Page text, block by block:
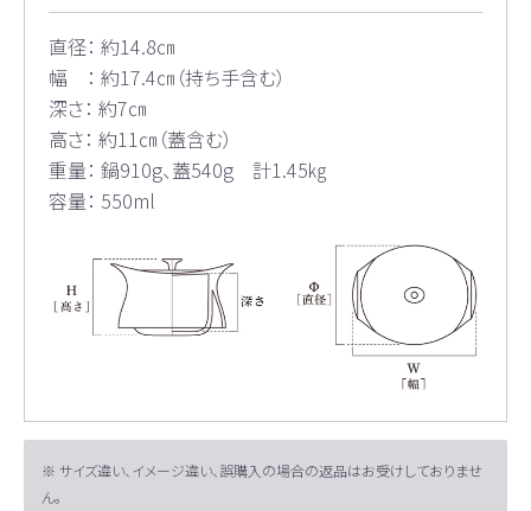
直径： 約14.8㎝
幅 ： 約17.4㎝（持ち手含む）
深さ： 約7㎝
高さ： 約11㎝（蓋含む）
重量： 鍋910g、蓋540g 計1.45㎏
容量： 550ml
※ サイズ違い、イメージ違い、誤購入の場合の返品はお受けしておりませ
ん。